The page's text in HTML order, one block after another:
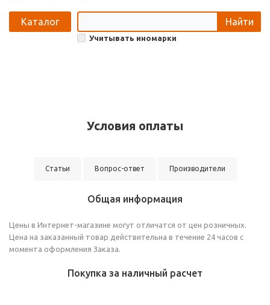
Каталог Найти
Учитывать иномарки
Условия оплаты
Статьи Вопрос-ответ Производители
Общая информация
Цены в Интернет-магазине могут отличатся от цен розничных.
Цена на заказанный товар действительна в течение 24 часов с
момента оформления Заказа.
Покупка за наличный расчет